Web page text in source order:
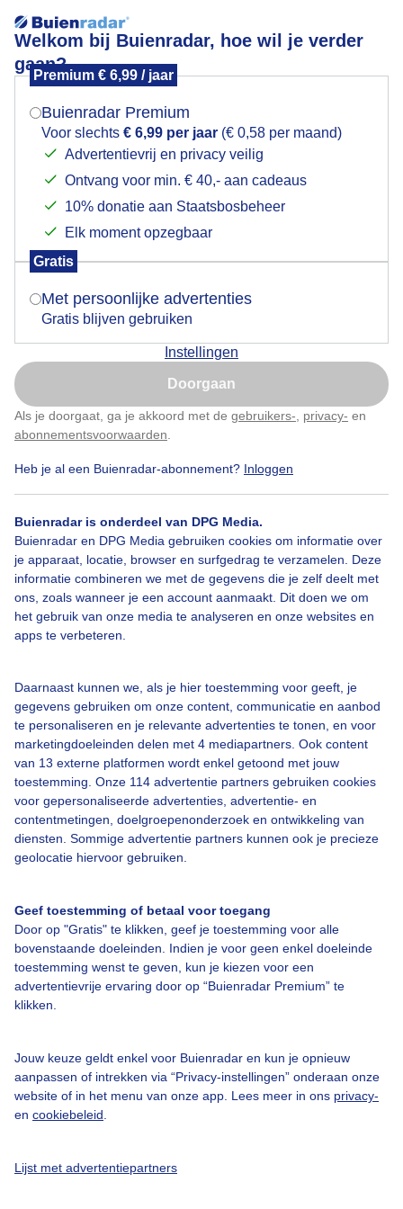
Welkom bij Buienradar, hoe wil je verder
gaan?
Premium € 6,99 / jaar
Buienradar Premium
Voor slechts € 6,99 per jaar (€ 0,58 per maand)
Advertentievrij en privacy veilig
Ontvang voor min. € 40,- aan cadeaus
10% donatie aan Staatsbosbeheer
Elk moment opzegbaar
Gratis
Met persoonlijke advertenties
Gratis blijven gebruiken
Instellingen
Doorgaan
Als je doorgaat, ga je akkoord met de gebruikers- privacy- en
abonnementsvoorwaarden
Heb je al een Buienradar-abonnement? Inloggen
Buienradar is onderdeel van DPG Media.
Buienradar en DPG Media gebruiken cookies om informatie over
je apparaat, locatie, browser en surfgedrag te verzamelen. Deze
informatie combineren we met de gegevens die je zelf deelt met
ons, zoals wanneer je een account aanmaakt. Dit doen we om
het gebruik van onze media te analyseren en onze websites en
apps te verbeteren.
Daarnaast kunnen we, als je hier toestemming voor geeft, je
gegevens gebruiken om onze content, communicatie en aanbod
te personaliseren en je relevante advertenties te tonen, en voor
marketingdoeleinden delen met 4 mediapartners. Ook content
van 13 externe platformen wordt enkel getoond met jouw
toestemming. Onze 114 advertentie partners gebruiken cookies
voor gepersonaliseerde advertenties, advertentie- en
contentmetingen, doelgroepenonderzoek en ontwikkeling van
diensten. Sommige advertentie partners kunnen ook je precieze
geolocatie hiervoor gebruiken.
Geef toestemming of betaal voor toegang
Door op "Gratis" te klikken, geef je toestemming voor alle
bovenstaande doeleinden. Indien je voor geen enkel doeleinde
toestemming wenst te geven, kun je kiezen voor een
advertentievrije ervaring door op “Buienradar Premium” te
klikken.
Jouw keuze geldt enkel voor Buienradar en kun je opnieuw
aanpassen of intrekken via “Privacy-instellingen” onderaan onze
website of in het menu van onze app. Lees meer in ons privacy-
en cookiebeleid
Lijst met advertentiepartners
Glimpje zon op zee van waterig zonnetje
Grijs van laaghangende bewolking glimpje zon op zee
voelt waterkoud aan
Door: ria brasser Gemaakt: 12-11-2023, 157x bekeken
Glimpjezonopzee Waterigzonnetje
Grijsvanlaaghangendebewolking
Bekijk slideshow
Een moment geduld aub...
Over Buienradar
Bedrijfsgegevens
Veelgestelde vragen
Gebruikersvoorwaarden
Adverteren
Privacy beleid
Mogen we je locatie gebruiken voor het
Indien je hier nog geen akkoord op hebt gegeven,
verschijnt er zo een pop-up uit je browser waarin
Is goed, toon de popup
Nu niet, misschien later
Klik hierom dit aan te passen